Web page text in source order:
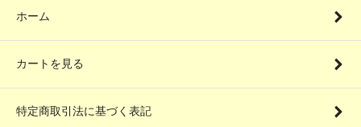
ホーム
カートを見る
特定商取引法に基づく表記